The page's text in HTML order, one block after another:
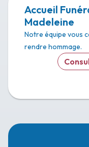
Accueil
Madeleine
Notre équipe vous
rendre hommage.